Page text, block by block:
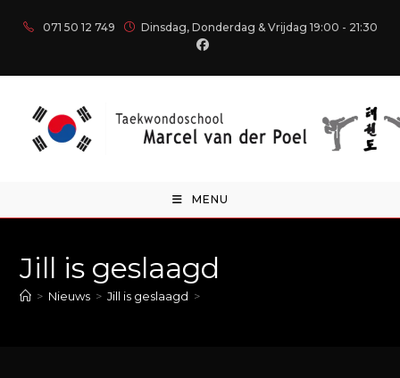
071 50 12 749 Dinsdag, Donderdag & Vrijdag 19:00 - 21:30
MENU
Jill is geslaagd
> Nieuws > Jill is geslaagd >